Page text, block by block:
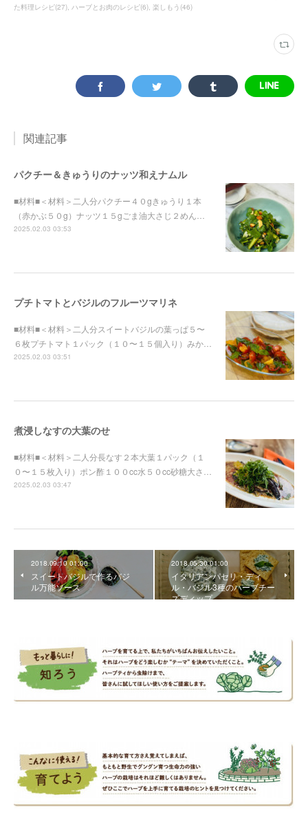
た料理レシピ(27) ハーブとお肉のレシピ(6) 楽しもう (46)
関連記事
パクチー＆きゅうりのナッツ和えナムル
■材料■＜材料＞二人分パクチー４０gきゅうり１本
（赤かぶ５０g）ナッツ１５gごま油大さじ２めん…
2025.02.03 03:53
プチトマトとバジルのフルーツマリネ
■材料■＜材料＞二人分スイートバジルの葉っぱ５〜
６枚プチトマト１パック（１０〜１５個入り）みか…
2025.02.03 03:51
煮浸しなすの大葉のせ
■材料■＜材料＞二人分長なす２本大葉１パック（１
０〜１５枚入り）ポン酢１００cc水５０cc砂糖大さ…
2025.02.03 03:47
2018.09.10 01:00
スイートバジルで作るバジ
ル万能ソース
2018.05.30 01:00
イタリアンパセリ・ディ
ル・バジル3種のハーブチー
ズディップ